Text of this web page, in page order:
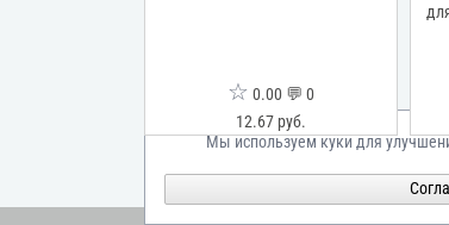
☆ 0.00 💬 0
12.67 руб.
Мы используем куки для